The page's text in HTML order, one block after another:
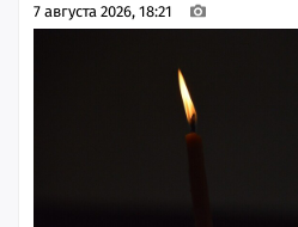
7 августа 2026, 18:21